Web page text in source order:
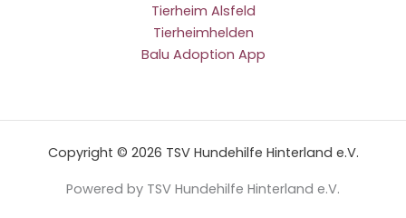
Tierheim Alsfeld
Tierheimhelden
Balu Adoption App
Copyright © 2026 TSV Hundehilfe Hinterland e.V.
Powered by TSV Hundehilfe Hinterland e.V.